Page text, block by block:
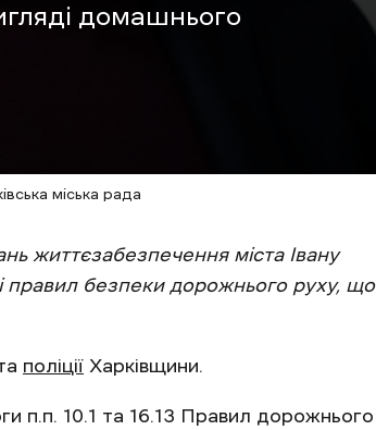
домашнього
міська рада
життєзабезпечення міста Івану
правил безпеки дорожнього руху, що
поліції Харківщини.
п.п. 10.1 та 16.13 Правил дорожнього